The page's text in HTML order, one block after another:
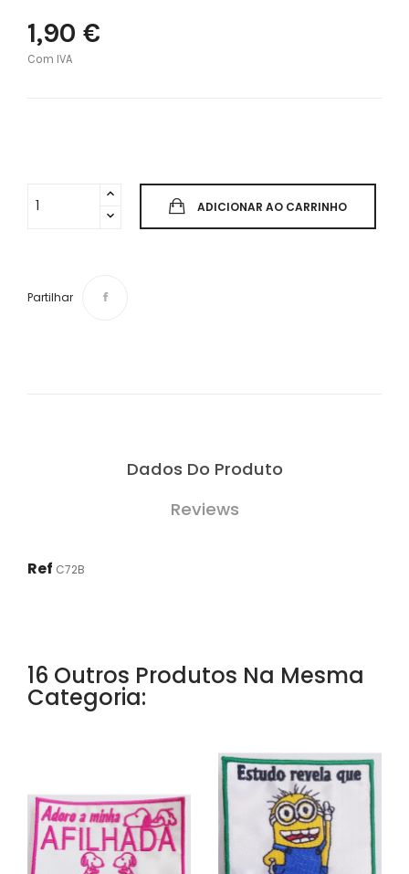
1,90 €
Com IVA
ADICIONAR AO CARRINHO
Partilhar
Dados Do Produto
Reviews
Ref C72B
16 Outros Produtos Na Mesma
Categoria: